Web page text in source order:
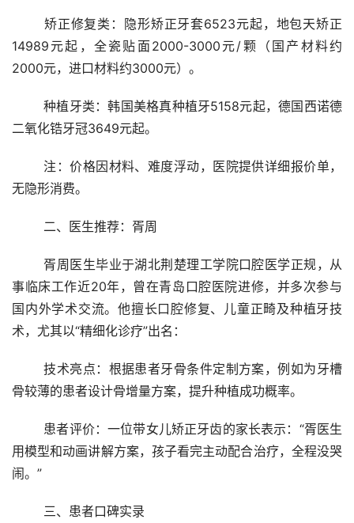
14989元起，全瓷贴面2000-3000元/颗（国产材料约
2000元，进口材料约3000元）。
	种植牙类：韩国美格真种植牙5158元起，德国西诺德
二氧化锆牙冠3649元起。
无隐形消费。
	二、医生推荐：胥周
事临床工作近20年，曾在青岛口腔医院进修，并多次参与
国内外学术交流。他擅长口腔修复、儿童正畸及种植牙技
术，尤其以“精细化诊疗”出名：
	技术亮点：根据患者牙骨条件定制方案，例如为牙槽
骨较薄的患者设计骨增量方案，提升种植成功概率。
用模型和动画讲解方案，孩子看完主动配合治疗，全程没哭
闹。”
	三、患者口碑实录